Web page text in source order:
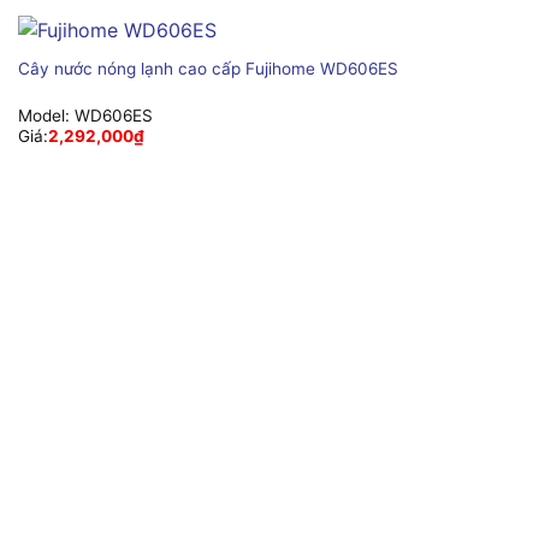
Cây nước nóng lạnh cao cấp Fujihome WD606ES
Model: WD606ES
Giá:2,292,000₫